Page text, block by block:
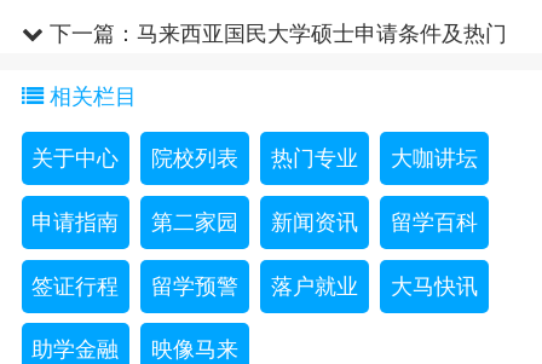
下一篇： 马来西亚国民大学硕士申请条件及热门
相关栏目
关于中心 院校列表 热门专业 大咖讲坛
申请指南 第二家园 新闻资讯 留学百科
签证行程 留学预警 落户就业 大马快讯
助学金融 映像马来